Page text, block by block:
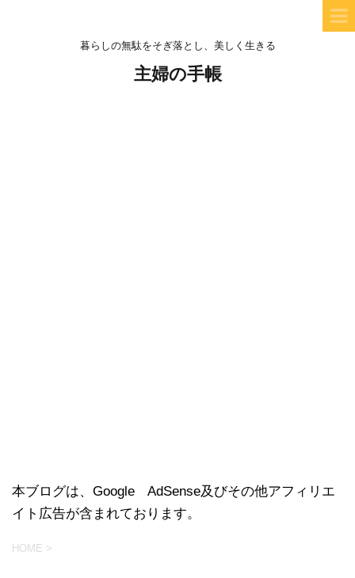
暮らしの無駄をそぎ落とし、美しく生きる
主婦の手帳
本ブログは、Google AdSense及びその他アフィリエ
イト広告が含まれております。
HOME >